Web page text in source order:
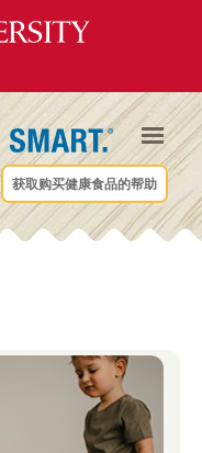
获取购买健康食品的帮助